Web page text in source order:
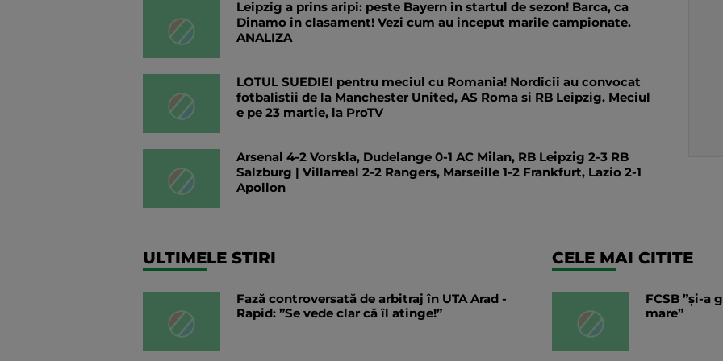
Leipzig a prins aripi: peste Bayern in startul de sezon! Barca, ca
Dinamo in clasament! Vezi cum au inceput marile campionate.
ANALIZA
LOTUL SUEDIEI pentru meciul cu Romania! Nordicii au convocat
fotbalistii de la Manchester United, AS Roma si RB Leipzig. Meciul
e pe 23 martie, la ProTV
Arsenal 4-2 Vorskla, Dudelange 0-1 AC Milan, RB Leipzig 2-3 RB
Salzburg | Villarreal 2-2 Rangers, Marseille 1-2 Frankfurt, Lazio 2-1
Apollon
ULTIMELE STIRI
Fază controversată de arbitraj în UTA Arad -
Rapid: ”Se vede clar că îl atinge!”
CELE MAI CITITE
FCSB ”și-a
mare”